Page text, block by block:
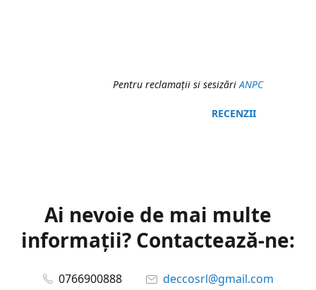
Pentru reclamaţii si sesizăriANPC
RECENZII
Ai nevoie de mai multe
informații? Contactează-ne:
0766900888 deccosrl@gmail.com